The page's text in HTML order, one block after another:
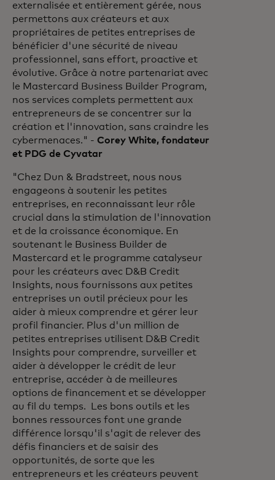
externalisée et entièrement gérée, nous
permettons aux créateurs et aux
propriétaires de petites entreprises de
bénéficier d'une sécurité de niveau
professionnel, sans effort, proactive et
évolutive. Grâce à notre partenariat avec
le Mastercard Business Builder Program,
nos services complets permettent aux
entrepreneurs de se concentrer sur la
création et l'innovation, sans craindre les
cybermenaces." - Corey White, fondateur
et PDG de Cyvatar
"Chez Dun & Bradstreet, nous nous
engageons à soutenir les petites
entreprises, en reconnaissant leur rôle
crucial dans la stimulation de l'innovation
et de la croissance économique. En
soutenant le Business Builder de
Mastercard et le programme catalyseur
pour les créateurs avec D&B Credit
Insights, nous fournissons aux petites
entreprises un outil précieux pour les
aider à mieux comprendre et gérer leur
profil financier. Plus d'un million de
petites entreprises utilisent D&B Credit
Insights pour comprendre, surveiller et
aider à développer le crédit de leur
entreprise, accéder à de meilleures
options de financement et se développer
au fil du temps. Les bons outils et les
bonnes ressources font une grande
différence lorsqu'il s'agit de relever des
défis financiers et de saisir des
opportunités, de sorte que les
entrepreneurs et les créateurs peuvent